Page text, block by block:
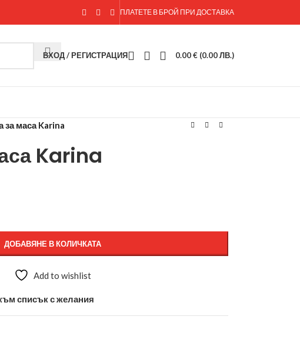
ПЛАТЕТЕ В БРОЙ ПРИ ДОСТАВКА
ВХОД / РЕГИСТРАЦИЯ 0.00€ (0.00 ЛВ.)
за маса Karina
Karina
ДОБАВЯНЕ В КОЛИЧКАТА
Add to wishlist
списък с желания